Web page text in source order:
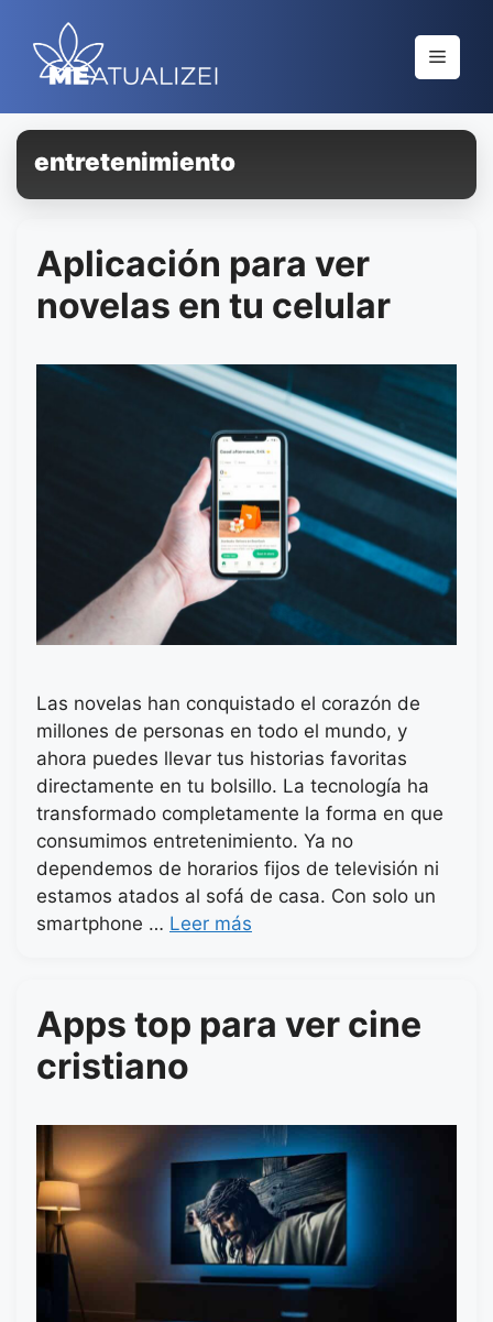
contenido
Menú
entretenimiento
Aplicación para ver
novelas en tu celular
Las novelas han conquistado el corazón de
millones de personas en todo el mundo, y
ahora puedes llevar tus historias favoritas
directamente en tu bolsillo. La tecnología ha
transformado completamente la forma en que
consumimos entretenimiento. Ya no
dependemos de horarios fijos de televisión ni
estamos atados al sofá de casa. Con solo un
smartphone … Leer más
Apps top para ver cine
cristiano